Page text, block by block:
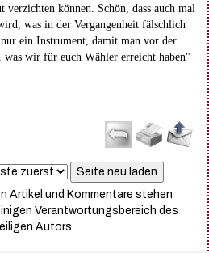
verzichten können. Schön, dass auch mal
was in der Vergangenheit fälschlich
ein Instrument, damit man vor der
was wir für euch Wähler erreicht haben"
Artikel und Kommentare stehen
Verantwortungsbereich des
Autors.